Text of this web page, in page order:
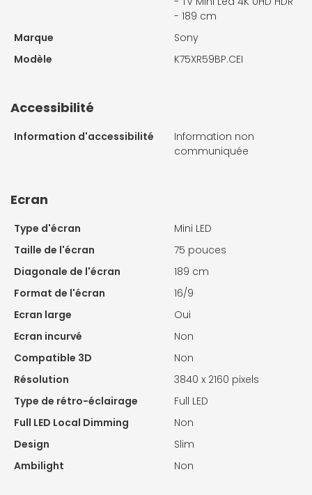
- 189 cm
Marque
Sony
Modèle
K75XR59BP.CEI
Accessibilité
Information d'accessibilité
Information non
communiquée
Ecran
Type d'écran
Mini LED
Taille de l'écran
75 pouces
Diagonale de l'écran
189 cm
Format de l'écran
16/9
Ecran large
Oui
Ecran incurvé
Non
Compatible 3D
Non
Résolution
3840 x 2160 pixels
Type de rétro-éclairage
Full LED
Full LED Local Dimming
Non
Design
Slim
Ambilight
Non